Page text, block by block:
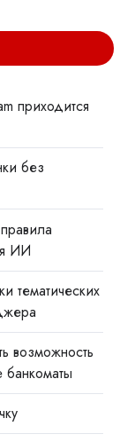
приходится
без
ИИ
тематических
возможность
банкоматы